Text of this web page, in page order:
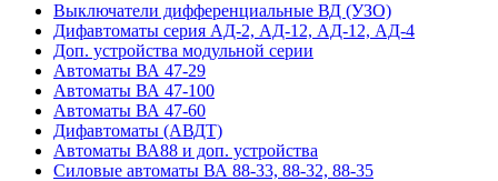
Выключатели дифференциальные ВД (УЗО)
Дифавтоматы серия АД-2, АД-12, АД-12, АД-4
Доп. устройства модульной серии
Автоматы ВА 47-29
Автоматы ВА 47-100
Автоматы ВА 47-60
Дифавтоматы (АВДТ)
Автоматы ВА88 и доп. устройства
Силовые автоматы ВА 88-33, 88-32, 88-35